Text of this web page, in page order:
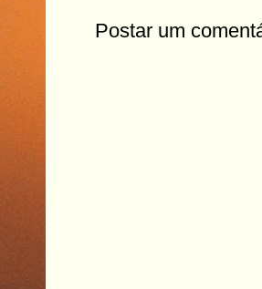
Postar um